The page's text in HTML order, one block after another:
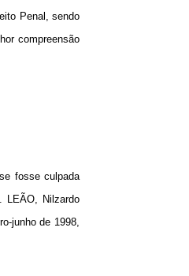
Penal, sendo
compreensão
fosse culpada
LEÃO, Nilzardo
junho de 1998,